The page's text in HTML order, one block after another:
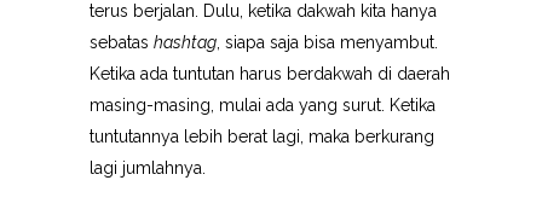
terus berjalan. Dulu, ketika dakwah kita hanya
sebatas hashtag , siapa saja bisa menyambut.
Ketika ada tuntutan harus berdakwah di daerah
masing-masing, mulai ada yang surut. Ketika
tuntutannya lebih berat lagi, maka berkurang
lagi jumlahnya.